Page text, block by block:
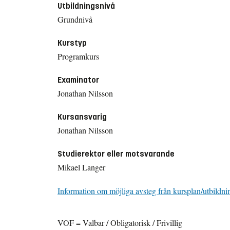
Utbildningsnivå
Grundnivå
Kurstyp
Programkurs
Examinator
Jonathan Nilsson
Kursansvarig
Jonathan Nilsson
Studierektor eller motsvarande
Mikael Langer
Information om möjliga avsteg från kursplan/
VOF = Valbar / Obligatorisk / Frivillig